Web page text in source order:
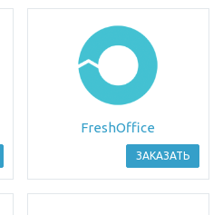
FreshOffice
ЗАКАЗАТЬ